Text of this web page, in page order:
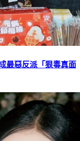
最惡反派「狠毒真面